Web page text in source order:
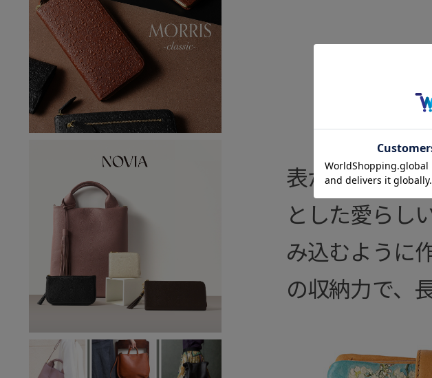
表から背面ま
とした愛らし
み込むように
の収納力で、